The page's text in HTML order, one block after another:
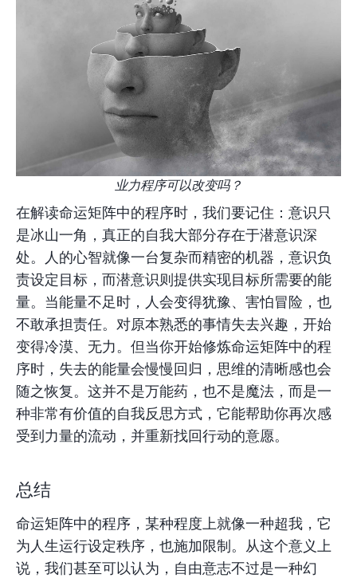
业力程序可以改变吗？
在解读命运矩阵中的程序时，我们要记住：意识只
是冰山一角，真正的自我大部分存在于潜意识深
处。人的心智就像一台复杂而精密的机器，意识负
责设定目标，而潜意识则提供实现目标所需要的能
量。当能量不足时，人会变得犹豫、害怕冒险，也
不敢承担责任。对原本熟悉的事情失去兴趣，开始
变得冷漠、无力。但当你开始修炼命运矩阵中的程
序时，失去的能量会慢慢回归，思维的清晰感也会
随之恢复。这并不是万能药，也不是魔法，而是一
种非常有价值的自我反思方式，它能帮助你再次感
受到力量的流动，并重新找回行动的意愿。
总结
命运矩阵中的程序，某种程度上就像一种超我，它
为人生运行设定秩序，也施加限制。从这个意义上
说，我们甚至可以认为，自由意志不过是一种幻